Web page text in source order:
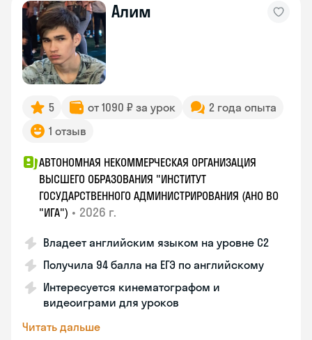
Алим
5 от 1090 ₽ за урок
2 года опыта
1 отзыв
АВТОНОМНАЯ НЕКОММЕРЧЕСКАЯ ОРГАНИЗАЦИЯ
ВЫСШЕГО ОБРАЗОВАНИЯ "ИНСТИТУТ
ГОСУДАРСТВЕННОГО АДМИНИСТРИРОВАНИЯ (АНО ВО
"ИГА") • 2026 г.
Владеет английским языком на уровне С2
Получила 94 балла на ЕГЭ по английскому
Интересуется кинематографом и
видеоиграми для уроков
Читать дальше